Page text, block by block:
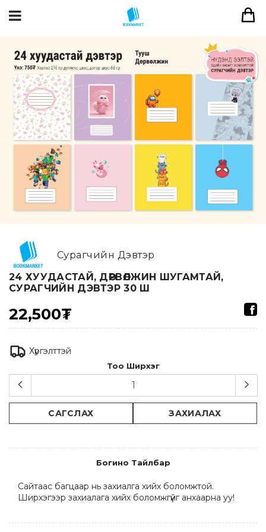
Сурагчийн Дэвтэр
24 ХУУДАСТАЙ, ДӨРВӨЛЖИН ШУГАМТАЙ,
СУРАГЧИЙН ДЭВТЭР 30 Ш
22,500₮
Хүргэлттэй
Тоо Ширхэг
САГСЛАХ ЗАХИАЛАХ
Богино Тайлбар
Сайтаас багцаар нь захиалга хийх боломжтой.
Ширхэгээр захиалага хийх боломжгүйг анхаарна уу!